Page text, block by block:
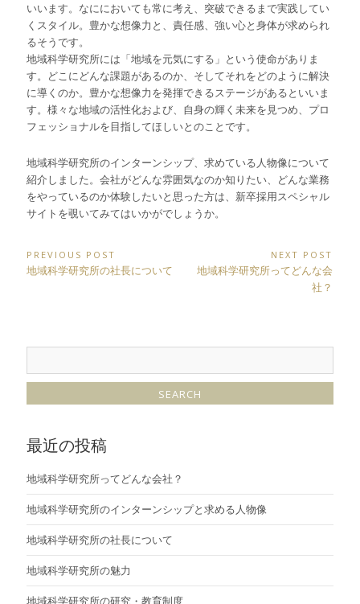
いいます。なににおいても常に考え、突破できるまで実践してい
くスタイル。豊かな想像力と、責任感、強い心と身体が求められ
るそうです。
地域科学研究所には「地域を元気にする」という使命がありま
す。どこにどんな課題があるのか、そしてそれをどのように解決
に導くのか。豊かな想像力を発揮できるステージがあるといいま
す。様々な地域の活性化および、自身の輝く未来を見つめ、プロ
フェッショナルを目指してほしいとのことです。
地域科学研究所のインターンシップ、求めている人物像について
紹介しました。会社がどんな雰囲気なのか知りたい、どんな業務
をやっているのか体験したいと思った方は、新卒採用スペシャル
サイトを覗いてみてはいかがでしょうか。
投
稿
ゲ
シ
ョ
PREVIOUS POST
Previous
地域科学研究所の社長について
NEXT POST
Next
地域科学研究所ってどんな会
社？
最近の投稿
地域科学研究所ってどんな会社？
地域科学研究所のインターンシップと求める人物像
地域科学研究所の社長について
地域科学研究所の魅力